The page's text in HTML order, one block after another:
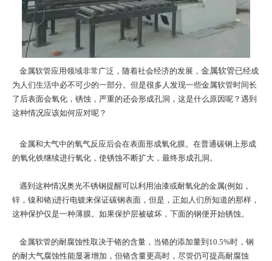
金属软管应用领域非常广泛，随着社会经济的发展， 金属软管已经成
为人们生活中必不可少的一部分。但是很多人发现一些金属软管时间长
了后表面会氧化，锈蚀，严重的还会形成孔洞，这是什么原因呢？遇到
这种情况应该如何应对呢？
金属和大气中的氧气反应后会在表面形成氧化膜。在普通碳钢上形成
的氧化铁继续进行氧化，使锈蚀不断扩大，最终形成孔洞。
遇到这种情况奥光不锈钢提醒可以利用油漆或耐氧化的金属(例如，
锌，镍和铬)进行电镀来保证碳钢表面，但是，正如人们所知道的那样，
这种保护仅是一种薄膜。如果保护层被破坏，下面的钢便开始锈蚀。
金属软管的耐腐蚀性取决于铬的含量，当铬的添加量到10.5%时，钢
的耐大气腐蚀性能显著增加，但铬含量更高时，尽管仍可提高耐腐蚀